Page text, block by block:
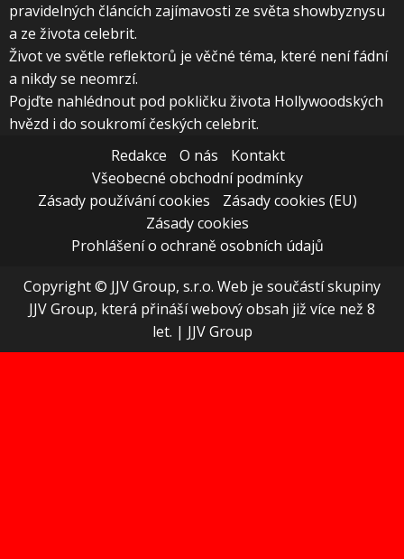
pravidelných článcích zajímavosti ze světa showbyznysu
a ze života celebrit.
Život ve světle reflektorů je věčné téma, které není fádní
a nikdy se neomrzí.
Pojďte nahlédnout pod pokličku života Hollywoodských
hvězd i do soukromí českých celebrit.
Redakce
O nás
Kontakt
Všeobecné obchodní podmínky
Zásady používání cookies
Zásady cookies (EU)
Zásady cookies
Prohlášení o ochraně osobních údajů
Copyright © JJV Group, s.r.o. Web je součástí skupiny
JJV Group, která přináší webový obsah již více než 8
let. | JJV Group